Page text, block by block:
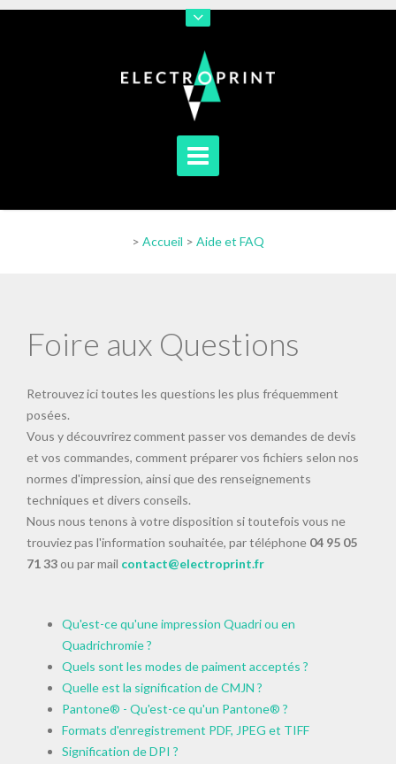
> Accueil > Aide et FAQ
Foire aux Questions
Retrouvez ici toutes les questions les plus fréquemment
posées.
Vous y découvrirez comment passer vos demandes de devis
et vos commandes, comment préparer vos fichiers selon nos
normes d'impression, ainsi que des renseignements
techniques et divers conseils.
Nous nous tenons à votre disposition si toutefois vous ne
trouviez pas l'information souhaitée, par téléphone 04 95 05
71 33ou par mail contact@electroprint.fr
Qu'est-ce qu'une impression Quadri ou en
Quadrichromie ?
Quels sont les modes de paiment acceptés ?
Quelle est la signification de CMJN ?
Pantone® - Qu'est-ce qu'un Pantone® ?
Formats d'enregistrement PDF, JPEG et TIFF
Signification de DPI ?
En poursuivant votre navigation sur notre site vous acceptez
[En savoir plus]